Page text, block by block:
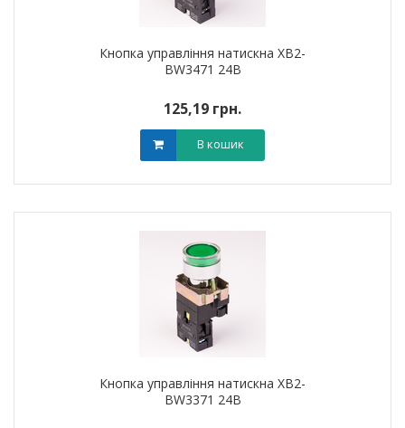
Кнопка управління натискна XB2-
BW3471 24В
125,19 грн.
В кошик
Кнопка управління натискна XB2-
BW3371 24В